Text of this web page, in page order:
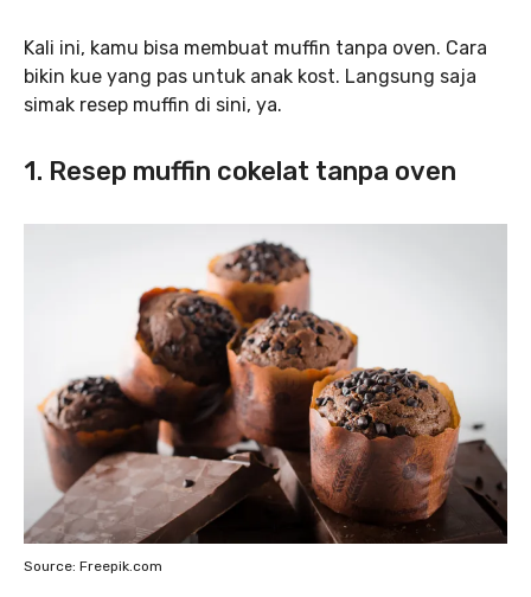
Kali ini, kamu bisa membuat muffin tanpa oven. Cara
bikin kue yang pas untuk anak kost. Langsung saja
simak resep muffin di sini, ya.
1. Resep muffin cokelat tanpa oven
Source: Freepik.com